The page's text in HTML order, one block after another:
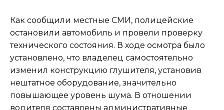
Как сообщили местные СМИ, полицейские
остановили автомобиль и провели проверку
технического состояния. В ходе осмотра было
установлено, что владелец самостоятельно
изменил конструкцию глушителя, установив
нештатное оборудование, значительно
повышающее уровень шума. В отношении
водителя составлены административные